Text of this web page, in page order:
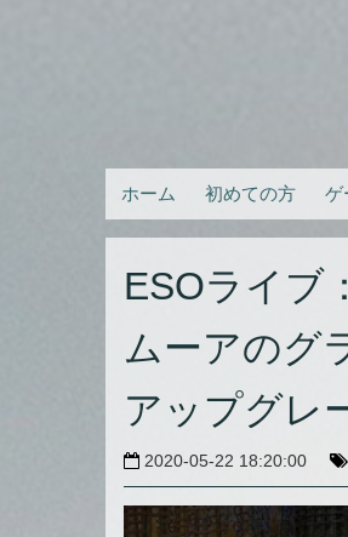
ホーム 初めての方 ゲ
ESOライブ
ムーアのグ
アップグレ
2020-05-22 18:20:00